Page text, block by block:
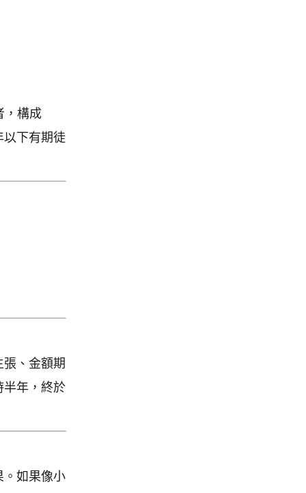
，構成
以下有期徒
、金額期
半年，終於
。如果像小